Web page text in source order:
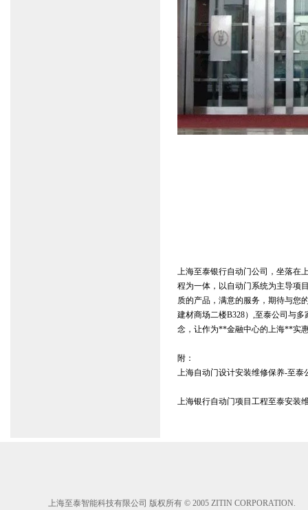
上海至泰银行自动门公司，坐落在
程为一体，以自动门系统为主导项
质的产品，满意的服务，期待与您
建材商场二楼B328）,至泰公司与
念，让作为**金融中心的上海**实
附：
上海自动门设计安装维修保养-至
上海银行自动门项目工程至泰安装
上海至泰智能科技有限公司 版权所有 © 2005 ZITIN CORPORATION.